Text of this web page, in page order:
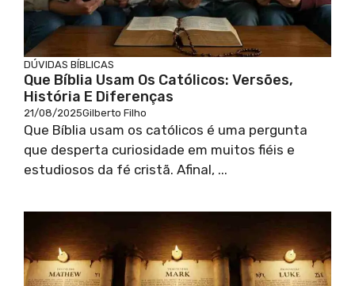
DÚVIDAS BÍBLICAS
Que Bíblia Usam Os Católicos: Versões,
História E Diferenças
21/08/2025Gilberto Filho
Que Bíblia usam os católicos é uma pergunta
que desperta curiosidade em muitos fiéis e
estudiosos da fé cristã. Afinal, ...